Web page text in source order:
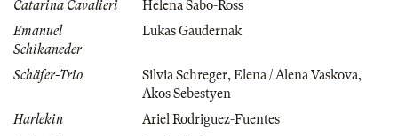
Catarina Cavalieri
Helena Sabo-Ross
Emanuel
Schikaneder
Lukas Gaudernak
Schäfer-Trio Silvia Schreger, Elena / Alena Vaskova,
Akos Sebestyen
Harlekin
Ariel Rodriguez-Fuentes